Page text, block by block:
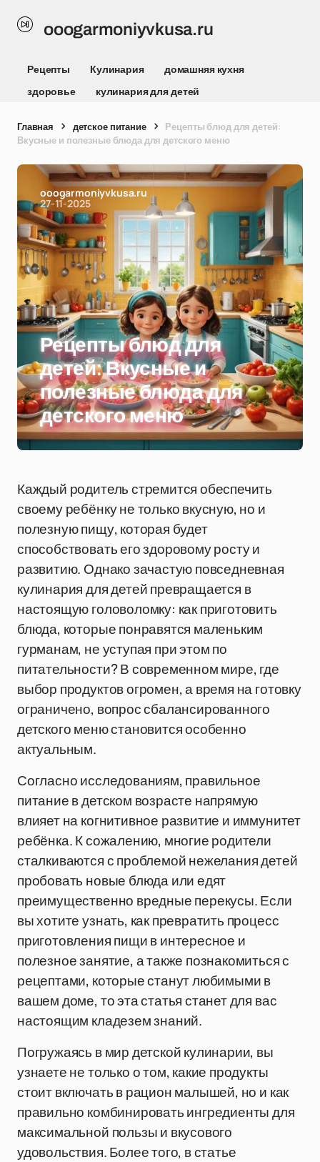
ooogarmoniyvkusa.ru
Рецепты Кулинария
домашняя кухня
здоровье
кулинария для детей
Главная детское питание
Рецепты блюд для детей:
Вкусные и полезные блюда для детского меню
ooogarmoniyvkusa.ru
27-11-2025
Рецепты блюд для
детей: Вкусные и
полезные блюда для
детского меню
Каждый родитель стремится обеспечить
своему ребёнку не только вкусную, но и
полезную пищу, которая будет
способствовать его здоровому росту и
развитию. Однако зачастую повседневная
кулинария для детей превращается в
настоящую головоломку: как приготовить
блюда, которые понравятся маленьким
гурманам, не уступая при этом по
питательности? В современном мире, где
выбор продуктов огромен, а время на готовку
ограничено, вопрос сбалансированного
детского меню становится особенно
актуальным.
Согласно исследованиям, правильное
питание в детском возрасте напрямую
влияет на когнитивное развитие и иммунитет
ребёнка. К сожалению, многие родители
сталкиваются с проблемой нежелания детей
пробовать новые блюда или едят
преимущественно вредные перекусы. Если
вы хотите узнать, как превратить процесс
приготовления пищи в интересное и
полезное занятие, а также познакомиться с
рецептами, которые станут любимыми в
вашем доме, то эта статья станет для вас
настоящим кладезем знаний.
Погружаясь в мир детской кулинарии, вы
узнаете не только о том, какие продукты
стоит включать в рацион малышей, но и как
правильно комбинировать ингредиенты для
максимальной пользы и вкусового
удовольствия. Более того, в статье